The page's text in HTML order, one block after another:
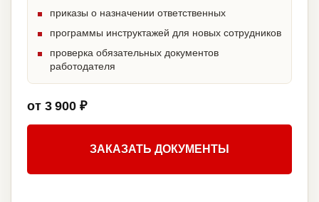
приказы о назначении ответственных
программы инструктажей для новых сотрудников
проверка обязательных документов
работодателя
от 3 900 ₽
ЗАКАЗАТЬ ДОКУМЕНТЫ